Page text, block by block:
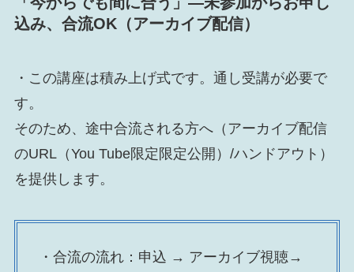
込み、合流OK（アーカイブ配信）
・この講座は積み上げ式です。通し受講が必要で
す。
そのため、途中合流される方へ（アーカイブ配信
のURL（You Tube限定限定公開）/ハンドアウト）
を提供します。
・合流の流れ：申込 → アーカイブ視聴→